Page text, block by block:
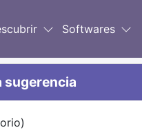
Softwares
sugerencia